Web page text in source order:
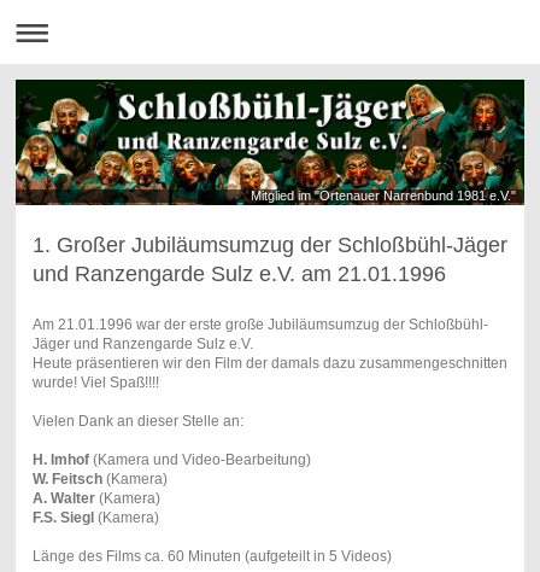
Mitglied im "Ortenauer Narrenbund 1981 e.V."
1. Großer Jubiläumsumzug der Schloßbühl-Jäger
und Ranzengarde Sulz e.V. am 21.01.1996
Am 21.01.1996 war der erste große Jubiläumsumzug der Schloßbühl-
Jäger und Ranzengarde Sulz e.V.
Heute präsentieren wir den Film der damals dazu zusammengeschnitten
wurde! Viel Spaß!!!!
Vielen Dank an dieser Stelle an:
H. Imhof(Kamera und Video-Bearbeitung)
W. Feitsch(Kamera)
A. Walter(Kamera)
F.S. Siegl (Kamera)
Länge des Films ca. 60 Minuten (aufgeteilt in 5 Videos)